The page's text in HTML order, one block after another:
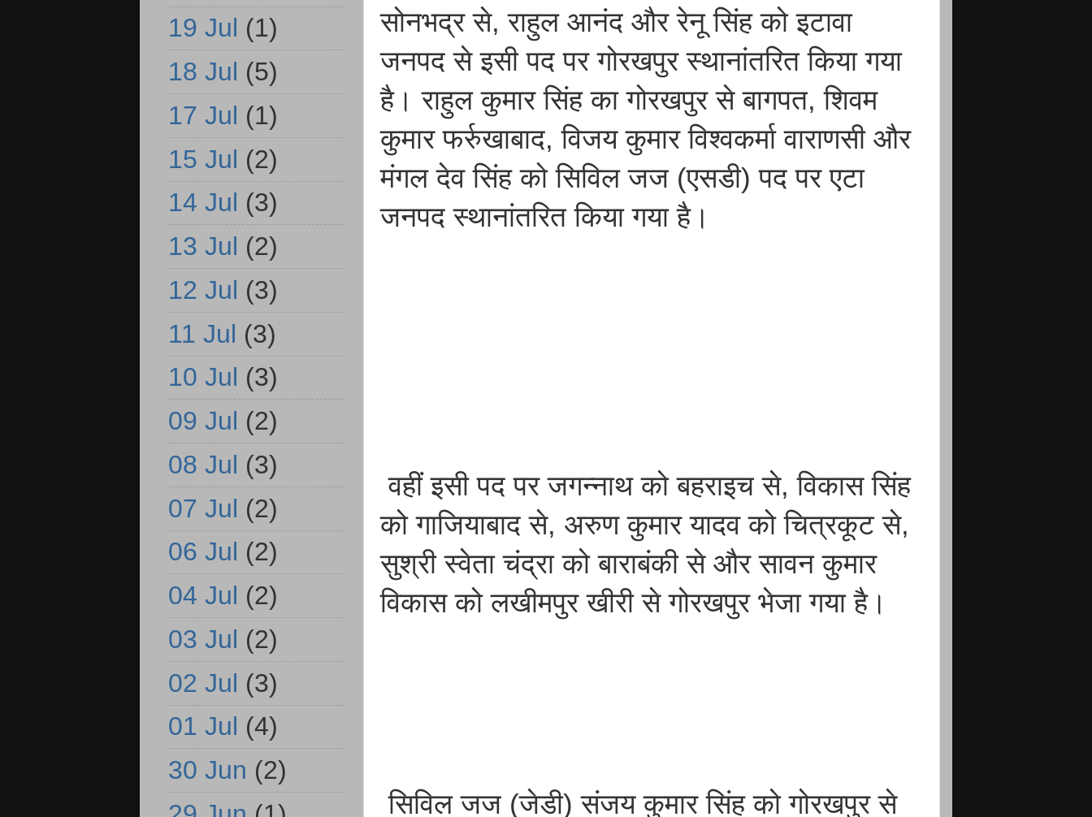
सोनभद्र से, राहुल आनंद और रेनू सिंह को इटावा
जनपद से इसी पद पर गोरखपुर स्थानांतरित किया गया
है। राहुल कुमार सिंह का गोरखपुर से बागपत, शिवम
कुमार फर्रुखाबाद, विजय कुमार विश्वकर्मा वाराणसी और
मंगल देव सिंह को सिविल जज (एसडी) पद पर एटा
जनपद स्थानांतरित किया गया है।
वहीं इसी पद पर जगन्नाथ को बहराइच से, विकास सिंह
को गाजियाबाद से, अरुण कुमार यादव को चित्रकूट से,
सुश्री स्वेता चंद्रा को बाराबंकी से और सावन कुमार
विकास को लखीमपुर खीरी से गोरखपुर भेजा गया है।
सिविल जज (जेडी) संजय कुमार सिंह को गोरखपुर से
19 Jul (1)
18 Jul (5)
17 Jul (1)
15 Jul (2)
14 Jul (3)
13 Jul (2)
12 Jul (3)
11 Jul (3)
10 Jul (3)
09 Jul (2)
08 Jul (3)
07 Jul (2)
06 Jul (2)
04 Jul (2)
03 Jul (2)
02 Jul (3)
01 Jul (4)
30 Jun (2)